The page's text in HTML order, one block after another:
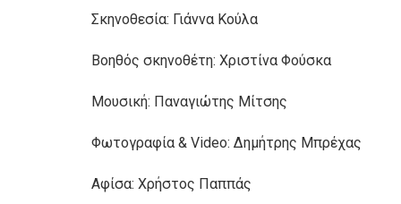
Σκηνοθεσία: Γιάννα Κούλα
Βοηθός σκηνοθέτη: Χριστίνα Φούσκα
Μουσική: Παναγιώτης Μίτσης
Φωτογραφία & Video: Δημήτρης Μπρέχας
Αφίσα: Χρήστος Παππάς